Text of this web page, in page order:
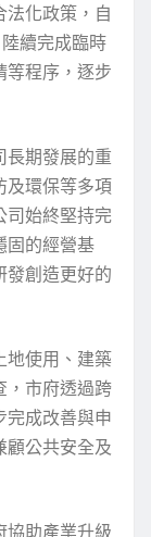
化政策，自
續完成臨時
等程序，逐步
長期發展的重
及環保等多項
司始終堅持完
固的經營基
發創造更好的
地使用、建築
，市府透過跨
完成改善與申
顧公共安全及
協助產業升級